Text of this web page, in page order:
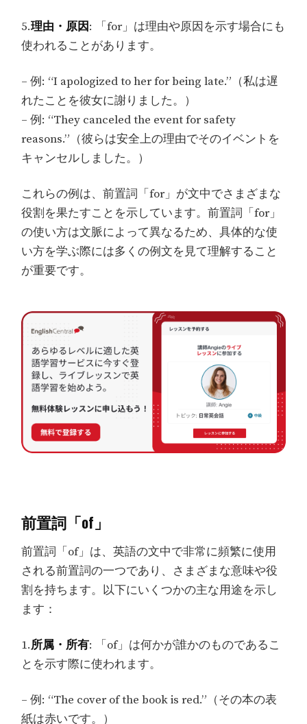
5.理由・原因: 「for」は理由や原因を示す場合にも
使われることがあります。
– 例: “I apologized to her for being late.”（私は遅
れたことを彼女に謝りました。）
– 例: “They canceled the event for safety
reasons.”（彼らは安全上の理由でそのイベントを
キャンセルしました。）
これらの例は、前置詞「for」が文中でさまざまな
役割を果たすことを示しています。前置詞「for」
の使い方は文脈によって異なるため、具体的な使
い方を学ぶ際には多くの例文を見て理解すること
が重要です。
前置詞「of」
前置詞「of」は、英語の文中で非常に頻繁に使用
される前置詞の一つであり、さまざまな意味や役
割を持ちます。以下にいくつかの主な用途を示し
ます：
1.所属・所有: 「of」は何かが誰かのものであるこ
とを示す際に使われます。
– 例: “The cover of the book is red.”（その本の表
紙は赤いです。）